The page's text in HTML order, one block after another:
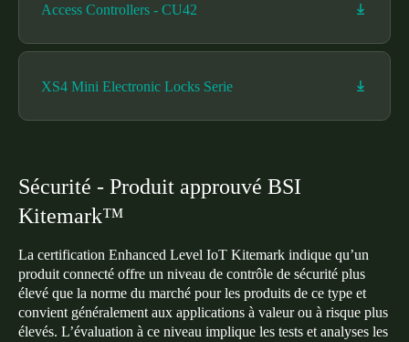
Access Controllers - CU42
XS4 Mini Electronic Locks Serie
Sécurité - Produit approuvé BSI
Kitemark™
La certification Enhanced Level IoT Kitemark indique qu’un
produit connecté offre un niveau de contrôle de sécurité plus
élevé que la norme du marché pour les produits de ce type et
convient généralement aux applications à valeur ou à risque plus
élevés. L’évaluation à ce niveau implique les tests et analyses les